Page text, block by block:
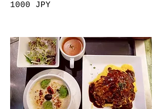
1000 JPY